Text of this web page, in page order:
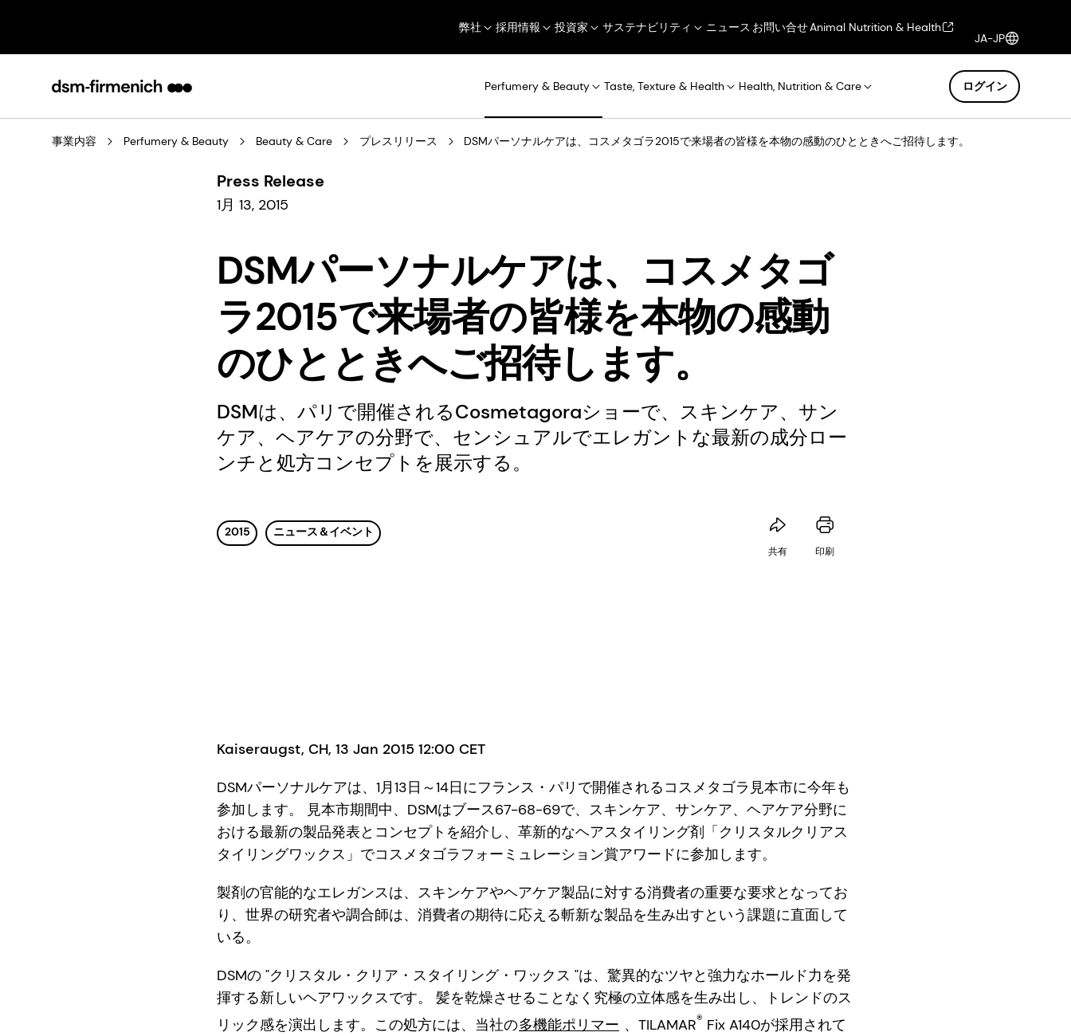
弊社 採用情報 投資家 サステナビリティ ニュース お問い合せAnimal Nutrition & Health
JA-JP
Perfumery & Beauty Taste, Texture & Health Health, Nutrition & Care ログイン
事業内容 Perfumery & Beauty Beauty & Care プレスリリース DSMパーソナルケアは、コスメタゴラ2015で来場者の皆様を本物の感動のひとときへご招待します。
Press Release
1月 13, 2015
DSMパーソナルケアは、コスメタゴ
ラ2015で来場者の皆様を本物の感動
のひとときへご招待します。
DSMは、パリで開催されるCosmetagoraショーで、スキンケア、サン
ケア、ヘアケアの分野で、センシュアルでエレガントな最新の成分ロー
ンチと処方コンセプトを展示する。
2015 ニュース＆イベント
共有 印刷
Kaiseraugst, CH, 13 Jan 2015 12:00 CET
DSMパーソナルケアは、1月13日～14日にフランス・パリで開催されるコスメタゴラ見本市に今年も
参加します。 見本市期間中、DSMはブース67-68-69で、スキンケア、サンケア、ヘアケア分野に
おける最新の製品発表とコンセプトを紹介し、革新的なヘアスタイリング剤「クリスタルクリアス
タイリングワックス」でコスメタゴラフォーミュレーション賞アワードに参加します。
製剤の官能的なエレガンスは、スキンケアやヘアケア製品に対する消費者の重要な要求となってお
り、世界の研究者や調合師は、消費者の期待に応える斬新な製品を生み出すという課題に直面して
いる。
DSMの "クリスタル・クリア・スタイリング・ワックス "は、驚異的なツヤと強力なホールド力を発
揮する新しいヘアワックスです。 髪を乾燥させることなく究極の立体感を生み出し、トレンドのス
リック感を演出します。この処方には、当社の多機能ポリマー 、TILAMAR® Fix A140が採用されて